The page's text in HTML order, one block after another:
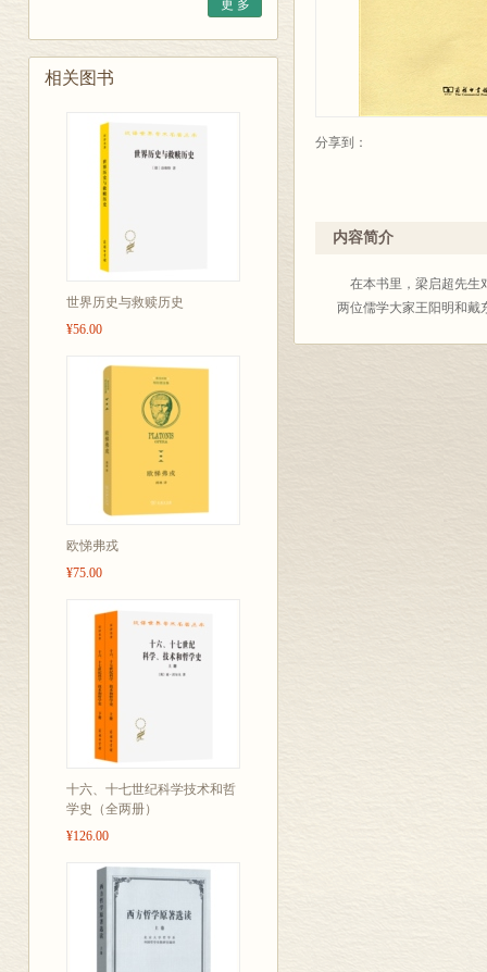
更 多
相关图书
世界历史与救赎历史
¥56.00
欧悌弗戎
¥75.00
十六、十七世纪科学技术和哲
学史（全两册）
¥126.00
分享到：
内容简介
在本书里，梁启超先生
两位儒学大家王阳明和戴